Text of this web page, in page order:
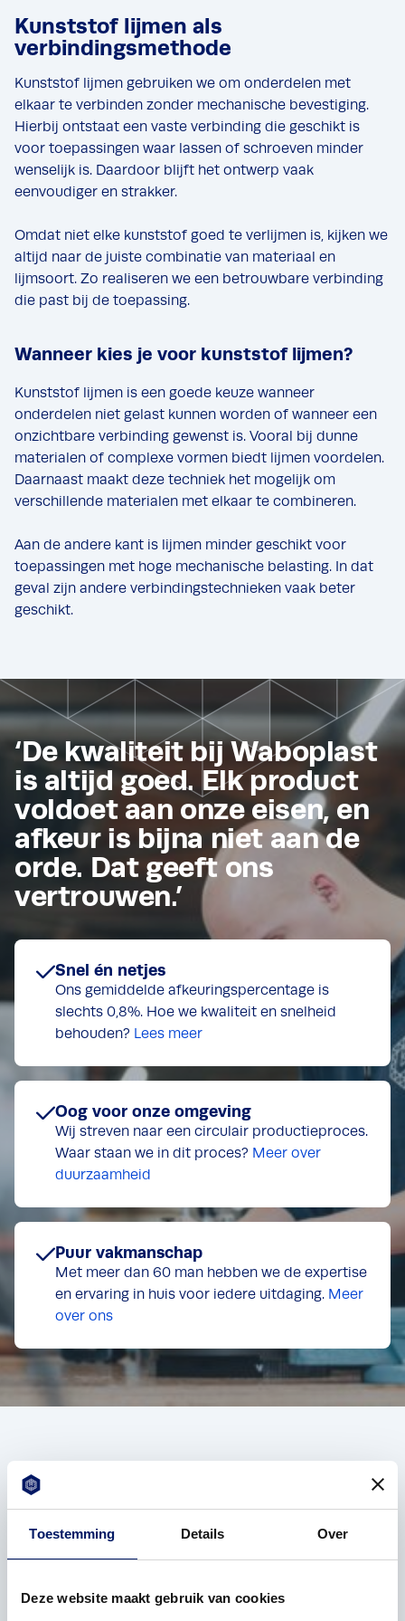
Toestemming Details Over
Deze website maakt gebruik van cookies
Kunststof lijmen als
verbindingsmethode
Kunststof lijmen gebruiken we om onderdelen met
elkaar te verbinden zonder mechanische bevestiging.
Hierbij ontstaat een vaste verbinding die geschikt is
voor toepassingen waar lassen of schroeven minder
wenselijk is. Daardoor blijft het ontwerp vaak
eenvoudiger en strakker.
Omdat niet elke kunststof goed te verlijmen is, kijken we
altijd naar de juiste combinatie van materiaal en
lijmsoort. Zo realiseren we een betrouwbare verbinding
die past bij de toepassing.
Wanneer kies je voor kunststof lijmen?
Kunststof lijmen is een goede keuze wanneer
onderdelen niet gelast kunnen worden of wanneer een
onzichtbare verbinding gewenst is. Vooral bij dunne
materialen of complexe vormen biedt lijmen voordelen.
Daarnaast maakt deze techniek het mogelijk om
verschillende materialen met elkaar te combineren.
Aan de andere kant is lijmen minder geschikt voor
toepassingen met hoge mechanische belasting. In dat
geval zijn andere verbindingstechnieken vaak beter
geschikt.
‘De kwaliteit bij Waboplast
is altijd goed. Elk product
voldoet aan onze eisen, en
afkeur is bijna niet aan de
orde. Dat geeft ons
vertrouwen.’
Snel én netjes
Ons gemiddelde afkeuringspercentage is
slechts 0,8%. Hoe we kwaliteit en snelheid
behouden? Lees meer
Oog voor onze omgeving
Wij streven naar een circulair productieproces.
Waar staan we in dit proces? Meer over
duurzaamheid
Puur vakmanschap
Met meer dan 60 man hebben we de expertise
en ervaring in huis voor iedere uitdaging. Meer
over ons
Veelgestelde
vragen over
kunststof lijmen